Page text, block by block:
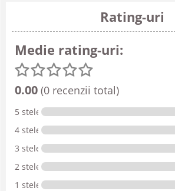
Rating-uri
Medie rating-uri:
0.00 (0 recenzii total)
5 stele
4 stele
3 stele
2 stele
1 stele